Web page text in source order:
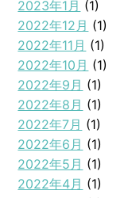
2023年1月 (1)
2022年12月 (1)
2022年11月 (1)
2022年10月 (1)
2022年9月 (1)
2022年8月 (1)
2022年7月 (1)
2022年6月 (1)
2022年5月 (1)
2022年4月 (1)